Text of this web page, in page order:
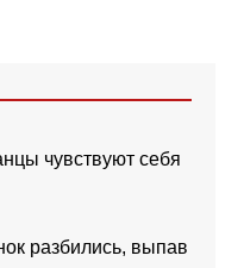
чувствуют себя
разбились, выпав